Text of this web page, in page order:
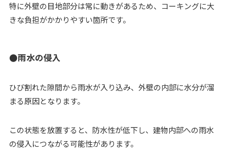
特に外壁の目地部分は常に動きがあるため、コーキングに大
きな負担がかかりやすい箇所です。
●雨水の侵入
ひび割れた隙間から雨水が入り込み、外壁の内部に水分が溜
まる原因となります。
この状態を放置すると、防水性が低下し、建物内部への雨水
の侵入につながる可能性があります。